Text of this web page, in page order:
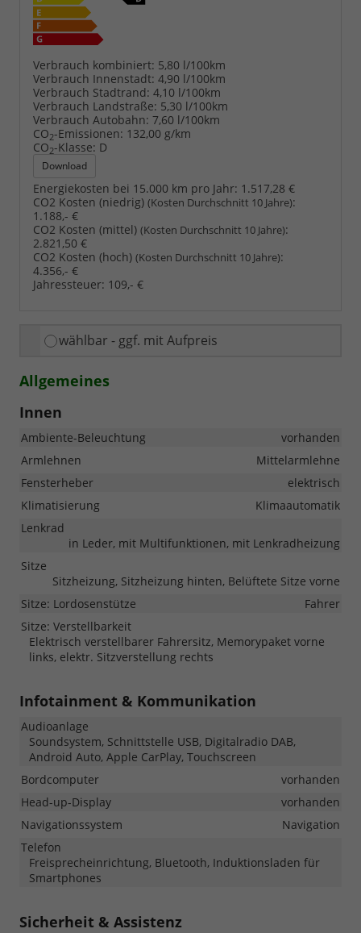
Verbrauch kombiniert: 5,80 l/100km
Verbrauch Innenstadt: 4,90 l/100km
Verbrauch Stadtrand: 4,10 l/100km
Verbrauch Landstraße: 5,30 l/100km
Verbrauch Autobahn: 7,60 l/100km
CO2-Emissionen: 132,00 g/km
CO2-Klasse: D
Download
Energiekosten bei 15.000 km pro Jahr: 1.517,28 €
CO2 Kosten (niedrig) (Kosten Durchschnitt 10 Jahre):
1.188,- €
CO2 Kosten (mittel) (Kosten Durchschnitt 10 Jahre):
2.821,50 €
CO2 Kosten (hoch) (Kosten Durchschnitt 10 Jahre):
4.356,- €
Jahressteuer: 109,- €
wählbar - ggf. mit Aufpreis
Allgemeines
Innen
Ambiente-Beleuchtung
vorhanden
Armlehnen
Mittelarmlehne
Fensterheber
elektrisch
Klimatisierung
Klimaautomatik
Lenkrad
in Leder, mit Multifunktionen, mit Lenkradheizung
Sitze
Sitzheizung, Sitzheizung hinten, Belüftete Sitze vorne
Sitze: Lordosenstütze
Fahrer
Sitze: Verstellbarkeit
Elektrisch verstellbarer Fahrersitz, Memorypaket vorne
links, elektr. Sitzverstellung rechts
Infotainment & Kommunikation
Audioanlage
Soundsystem, Schnittstelle USB, Digitalradio DAB,
Android Auto, Apple CarPlay, Touchscreen
Bordcomputer
vorhanden
Head-up-Display
vorhanden
Navigationssystem
Navigation
Telefon
Freisprecheinrichtung, Bluetooth, Induktionsladen für
Smartphones
Sicherheit & Assistenz